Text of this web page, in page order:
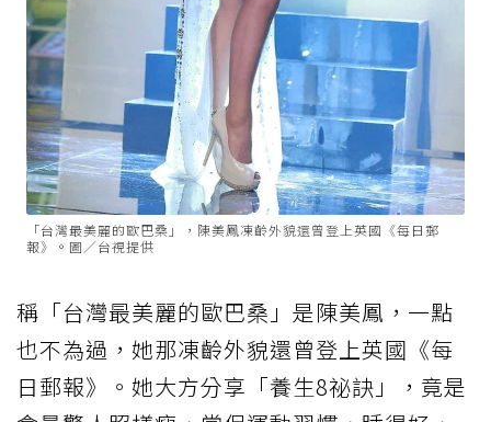
「台灣最美麗的歐巴桑」，陳美鳳凍齡外貌還曾登上英國《每日郵
報》。圖／台視提供
稱「台灣最美麗的歐巴桑」是陳美鳳，一點
也不為過，她那凍齡外貌還曾登上英國《每
日郵報》。她大方分享「養生8祕訣」，竟是